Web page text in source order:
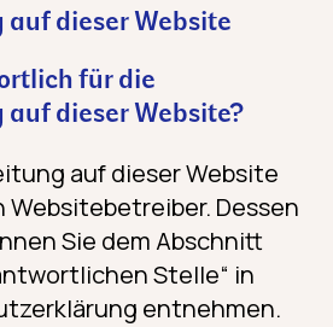
dieser Website
für die
dieser Website?
auf dieser Website
Dessen
Sie dem Abschnitt
Stelle“ in
entnehmen.